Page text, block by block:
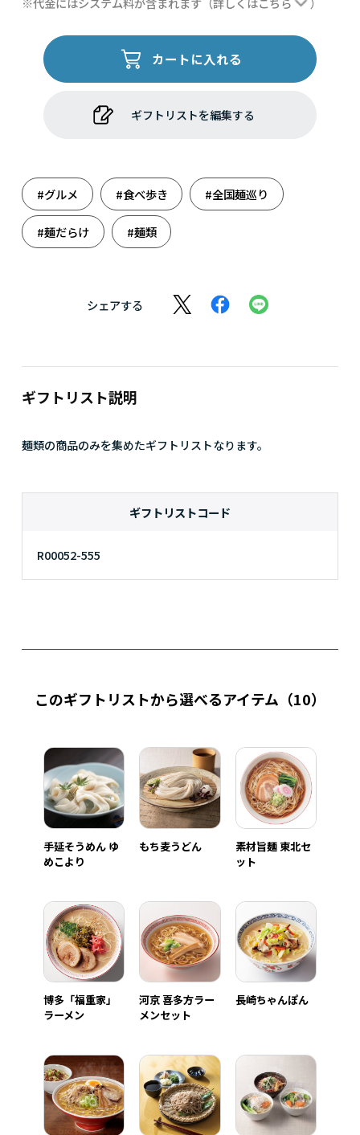
カートに入れる
ギフトリストを編集する
#グルメ #食べ歩き #全国麺巡り
#麺だらけ #麺類
シェアする
ギフトリスト説明
麺類の商品のみを集めたギフトリストなります。
ギフトリストコード
R00052-555
このギフトリストから選べるアイテム （10）
手延そうめん ゆ
めこより
もち麦うどん
素材旨麺 東北セ
ット
博多「福重家」
ラーメン
河京 喜多方ラー
メンセット
長崎ちゃんぽん